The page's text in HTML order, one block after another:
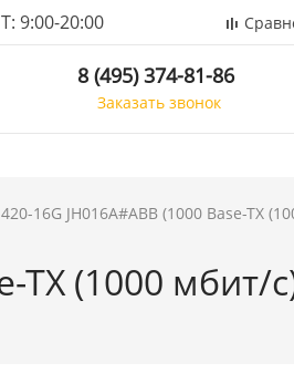
9:00-20:00
8 (495) 374-81-86
Заказать звонок
16G JH016A#ABB (1000 Base-TX
TX (1000 мбит/